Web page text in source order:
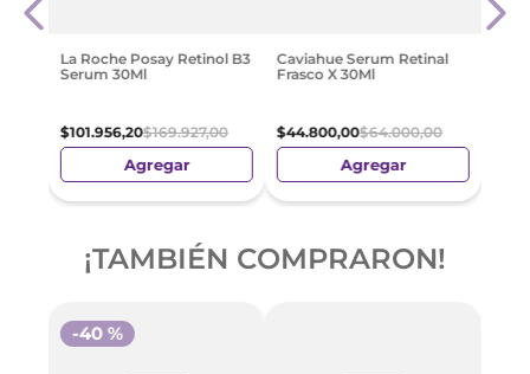
La Roche Posay Retinol B3
Serum 30Ml
$101.956,20$169.927,00
Agregar
Caviahue Serum Retinal
Frasco X 30Ml
$44.800,00$64.000,00
Agregar
¡TAMBIÉN COMPRARON!
-40 %